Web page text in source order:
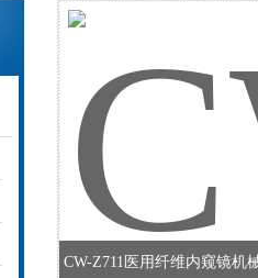
CW-Z711医用纤维内窥镜机